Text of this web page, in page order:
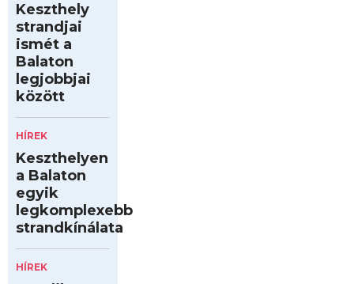
Keszthely
strandjai
ismét a
Balaton
legjobbjai
között
HÍREK
Keszthelyen
a Balaton
egyik
legkomplexebb
strandkínálata
HÍREK